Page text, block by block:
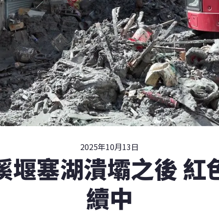
2025年10月13日
堰塞湖潰壩之後 紅
續中